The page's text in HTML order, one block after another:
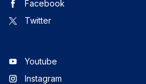
Facebook
Twitter
Youtube
Instagram